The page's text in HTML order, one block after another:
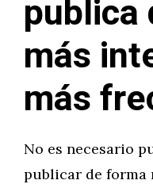
publica
más
más
No es necesario
publicar de forma